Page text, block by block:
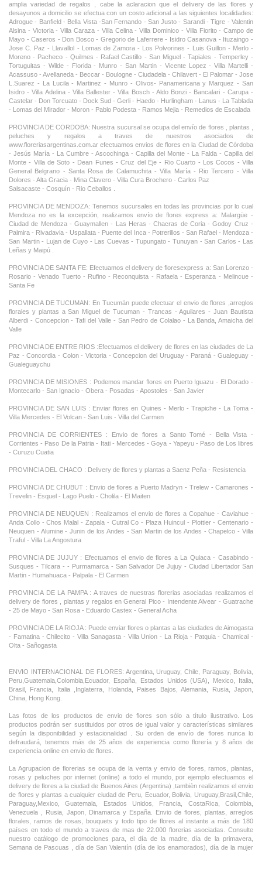
amplia variedad de regalos , cabe la aclaracion que el delivery de las flores y
desayunos a domicilio se efectua con un costo adicional a las siguientes localidades:
Adrogue - Banfield - Bella Vista -San Fernando - San Justo - Sarandi - Tigre - Valentin
Alsina - Victoria - Villa Caraza - Villa Celina - Villa Dominico - Villa Fiorito - Campo de
Mayo - Caseros - Don Bosco - Gregorio de Laferrere - Isidro Casanova - Ituzaingo -
Jose C. Paz - Llavallol - Lomas de Zamora - Los Polvorines - Luis Guillon - Merlo -
Moreno - Pacheco - Quilmes - Rafael Castillo - San Miguel - Tapiales - Temperley -
Tortuguitas - Wilde - Florida - Munro - San Martin - Vicente Lopez - Villa Martelli -
Acassuso - Avellaneda - Beccar - Boulogne - Ciudadela - Chilavert - El Palomar - Jose
L.Suarez - La Lucila - Martinez - Munro - Olivos- Panamericana y Marquez - San
Isidro - Villa Adelina - Villa Ballester - Villa Bosch - Aldo Bonzi - Bancalari - Carupa -
Castelar - Don Torcuato - Dock Sud - Gerli - Haedo - Hurlingham - Lanus - La Tablada
- Lomas del Mirador - Moron - Pablo Podesta - Ramos Mejia - Remedios de Escalada
PROVINCIA DE CORDOBA: Nuestra sucursal se ocupa del envío de flores , plantas ,
peluches y regalos a traves de nuestros asociados de
www.floreriasargentinas.com.ar efectuamos envios de flores en la Ciudad de Córdoba
- Jesús María - La Cumbre - Ascochinga - Capilla del Monte - La Falda - Capilla del
Monte - Villa de Soto - Dean Funes - Cruz del Eje - Rio Cuarto - Los Cocos - Villa
General Belgrano - Santa Rosa de Calamuchita - Villa María - Rio Tercero - Villa
Dolores - Alta Gracia - Mina Clavero - Villa Cura Brochero - Carlos Paz
Salsacaste - Cosquín - Rio Ceballos .
PROVINCIA DE MENDOZA: Tenemos sucursales en todas las provincias por lo cual
Mendoza no es la excepción, realizamos envío de flores express a: Malargüe -
Ciudad de Mendoza - Guaymallen - Las Heras - Chacras de Coria - Godoy Cruz -
Palmira - Rivadavia - Uspallata - Puente del Inca - Potrerillos - San Rafael - Mendoza -
San Martin - Lujan de Cuyo - Las Cuevas - Tupungato - Tunuyan - San Carlos - Las
Leñas y Maipú .
PROVINCIA DE SANTA FE: Efectuamos el delivery de floresexpress a: San Lorenzo -
Rosario - Venado Tuerto - Rufino - Reconquista - Rafaela - Esperanza - Melincue -
Santa Fe
PROVINCIA DE TUCUMAN: En Tucumán puede efectuar el envio de flores ,arreglos
florales y plantas a San Miguel de Tucuman - Trancas - Aguilares - Juan Bautista
Alberdi - Concepcion - Tafi del Valle - San Pedro de Colalao - La Banda, Amaicha del
Valle
PROVINCIA DE ENTRE RIOS :Efectuamos el delivery de flores en las ciudades de La
Paz - Concordia - Colon - Victoria - Concepcion del Uruguay - Paraná - Gualeguay -
Gualeguaychu
PROVINCIA DE MISIONES : Podemos mandar flores en Puerto Iguazu - El Dorado -
Montecarlo - San Ignacio - Obera - Posadas - Apostoles - San Javier
PROVINCIA DE SAN LUIS : Enviar flores en Quines - Merlo - Trapiche - La Toma -
Villa Mercedes - El Volcan - San Luis - Villa del Carmen
PROVINCIA DE CORRIENTES : Envio de flores a Santo Tomé - Bella Vista -
Corrientes - Paso De la Patria - Itati - Mercedes - Goya - Yapeyu - Paso de Los libres
- Curuzu Cuatia
PROVINCIA DEL CHACO : Delivery de flores y plantas a Saenz Peña - Resistencia
PROVINCIA DE CHUBUT : Envio de flores a Puerto Madryn - Trelew - Camarones -
Trevelin - Esquel - Lago Puelo - Cholila - El Maiten
PROVINCIA DE NEUQUEN : Realizamos el envio de flores a Copahue - Caviahue -
Anda Collo - Chos Malal - Zapala - Cutral Co - Plaza Huincul - Plottier - Centenario -
Neuquen - Alumine - Junin de los Andes - San Martin de los Andes - Chapelco - Villa
Traful - Villa La Angostura
PROVINCIA DE JUJUY : Efectuamos el envio de flores a La Quiaca - Casabindo -
Susques - Tilcara - - Purmamarca - San Salvador De Jujuy - Ciudad Libertador San
Martin - Humahuaca - Palpala - El Carmen
PROVINCIA DE LA PAMPA : A traves de nuestras florerias asociadas realizamos el
delivery de flores , plantas y regalos en General Pico - Intendente Alvear - Guatrache
- 25 de Mayo - San Rosa - Eduardo Castex - General Acha
PROVINCIA DE LA RIOJA : Puede enviar flores o plantas a las ciudades de Aimogasta
- Famatina - Chilecito - Villa Sanagasta - Villa Union - La Rioja - Patquia - Chamical -
Olta - Sañogasta
ENVIO INTERNACIONAL DE FLORES: Argentina, Uruguay, Chile, Paraguay, Bolivia,
Peru,Guatemala,Colombia,Ecuador, España, Estados Unidos (USA), Mexico, Italia,
Brasil, Francia, Italia ,Inglaterra, Holanda, Paises Bajos, Alemania, Rusia, Japon,
China, Hong Kong.
Las fotos de los productos de envio de flores son sólo a título ilustrativo. Los
productos podrán ser sustituidos por otros de igual valor y características similares
según la disponibilidad y estacionalidad . Su orden de envío de flores nunca lo
defraudará, tenemos más de 25 años de experiencia como florería y 8 años de
experiencia online en envio de flores.
La Agrupacion de florerias se ocupa de la venta y envio de flores, ramos, plantas,
rosas y peluches por internet (online) a todo el mundo, por ejemplo efectuamos el
delivery de flores a la ciudad de Buenos Aires (Argentina) ,tambièn realizamos el envio
de flores y plantas a cualquier ciudad de Peru, Ecuador, Bolivia, Uruguay,Brasil,Chile,
Paraguay,Mexico, Guatemala, Estados Unidos, Francia, CostaRica, Colombia,
Venezuela , Rusia, Japon, Dinamarca y España. Envio de flores, plantas, arreglos
florales, ramos de rosas, bouquets y todo tipo de flores al instante a más de 180
países en todo el mundo a traves de mas de 22.000 florerias asociadas. Consulte
nuestro catálogo de promociones para, el día de la madre, día de la primavera,
Semana de Pascuas , día de San Valentín (día de los enamorados), día de la mujer